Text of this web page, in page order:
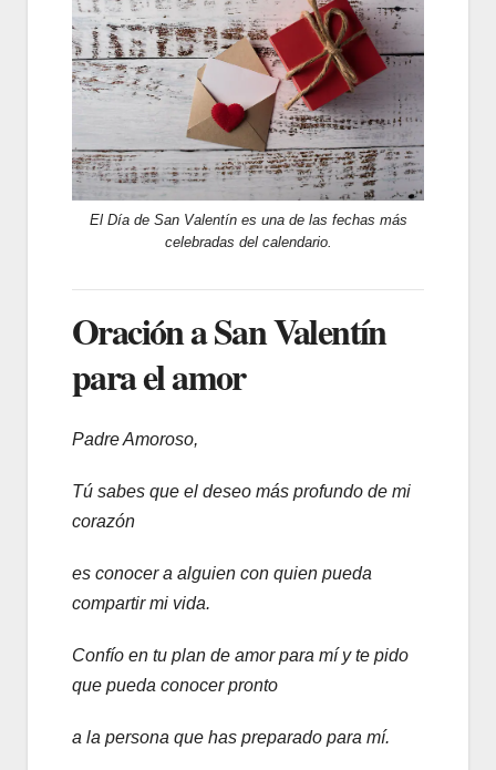
El Día de San Valentín es una de las fechas más
celebradas del calendario.
Oración a San Valentín
para el amor
Padre Amoroso,
Tú sabes que el deseo más profundo de mi
corazón
es conocer a alguien con quien pueda
compartir mi vida.
Confío en tu plan de amor para mí y te pido
que pueda conocer pronto
a la persona que has preparado para mí.